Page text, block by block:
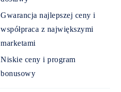
Gwarancja najlepszej ceny i
współpraca z największymi
marketami
Niskie ceny i program
bonusowy